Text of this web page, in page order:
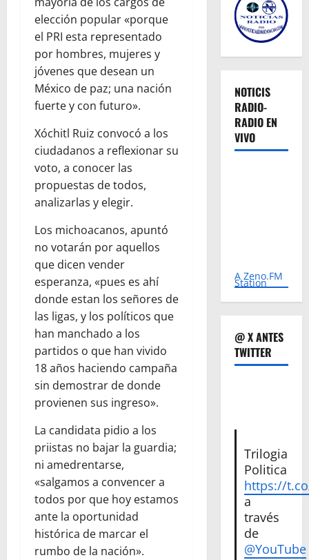
elección popular «porque
el PRI esta representado
por hombres, mujeres y
jóvenes que desean un
México de paz; una nación
fuerte y con futuro».
Xóchitl Ruiz convocó a los
ciudadanos a reflexionar su
voto, a conocer las
propuestas de todos,
analizarlas y elegir.
Los michoacanos, apuntó
no votarán por aquellos
que dicen vender
esperanza, «pues es ahí
donde estan los señores de
las ligas, y los políticos que
han manchado a los
partidos o que han vivido
18 años haciendo campaña
sin demostrar de donde
provienen sus ingreso».
La candidata pidio a los
priistas no bajar la guardia;
ni amedrentarse,
«salgamos a convencer a
todos por que hoy estamos
ante la oportunidad
histórica de marcar el
rumbo de la nación».
NOTICIS
RADIO-
RADIO EN
VIVO
A Zeno.FM
Station
@ X ANTES
TWITTER
Trilogia
Politica
https://
a
través
de
@YouTube